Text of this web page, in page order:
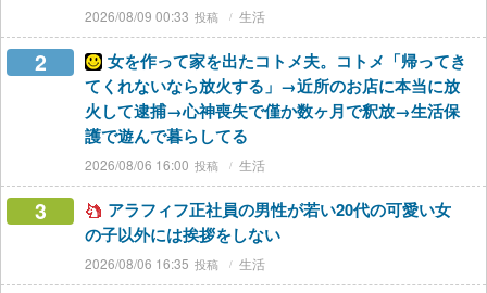
2026/08/09 00:33 生活
2
女を作って家を出たコトメ夫。コトメ「帰ってき
てくれないなら放火する」→近所のお店に本当に放
火して逮捕→心神喪失で僅か数ヶ月で釈放→生活保
護で遊んで暮らしてる
2026/08/06 16:00 生活
3
アラフィフ正社員の男性が若い20代の可愛い女
の子以外には挨拶をしない
2026/08/06 16:35 生活